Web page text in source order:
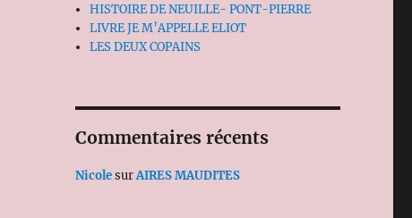
HISTOIRE DE NEUILLE- PONT-PIERRE
LIVRE JE M’APPELLE ELIOT
LES DEUX COPAINS
Commentaires récents
NicolesurAIRES MAUDITES